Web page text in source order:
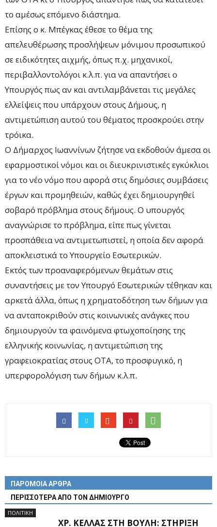
το αμέσως επόμενο διάστημα.
Επίσης ο κ. Μπέγκας έθεσε το θέμα της
απελευθέρωσης προσλήψεων μόνιμου προσωπικού
σε ειδικότητες αιχμής, όπως π.χ. μηχανικοί,
περιβαλλοντολόγοι κ.λ.π. για να απαντήσει ο
Υπουργός πως αν και αντιλαμβάνεται τις μεγάλες
ελλείψεις που υπάρχουν στους Δήμους, η
αντιμετώπιση αυτού του θέματος προσκρούει στην
τρόικα.
Ο Δήμαρχος Ιωαννίνων ζήτησε να εκδοθούν άμεσα οι
εφαρμοστικοί νόμοι και οι διευκρινιστικές εγκύκλιοι
για το νέο νόμο που αφορά στις δημόσιες συμβάσεις
έργων και προμηθειών, καθώς έχει δημιουργηθεί
σοβαρό πρόβλημα στους δήμους. Ο υπουργός
αναγνώρισε το πρόβλημα, είπε πως γίνεται
προσπάθεια να αντιμετωπιστεί, η οποία δεν αφορά
αποκλειστικά το Υπουργείο Εσωτερικών.
Εκτός των προαναφερόμενων θεμάτων στις
συναντήσεις με τον Υπουργό Εσωτερικών τέθηκαν και
αρκετά άλλα, όπως η χρηματοδότηση των δήμων για
να ανταποκριθούν στις κοινωνικές ανάγκες που
δημιουργούν τα φαινόμενα φτωχοποίησης της
ελληνικής κοινωνίας, η αντιμετώπιση της
γραφειοκρατίας στους ΟΤΑ, το προσφυγικό, η
υπερφορολόγιση των δήμων κ.λ.π.
ΠΑΡΟΜΟΙΑ ΑΡΘΡΑ
ΠΕΡΙΣΣΟΤΕΡΑ ΑΠΟ ΤΟΝ ΔΗΜΙΟΥΡΓΟ
ΠΟΛΙΤΙΚΗ
ΧΡ. ΚΈΛΛΑΣ ΣΤΗ ΒΟΥΛΉ: ΣΤΉΡΙΞΗ